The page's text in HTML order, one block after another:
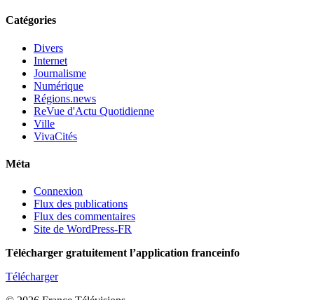
Catégories
Divers
Internet
Journalisme
Numérique
Régions.news
ReVue d'Actu Quotidienne
Ville
VivaCités
Méta
Connexion
Flux des publications
Flux des commentaires
Site de WordPress-FR
Télécharger gratuitement l’application franceinfo
Télécharger